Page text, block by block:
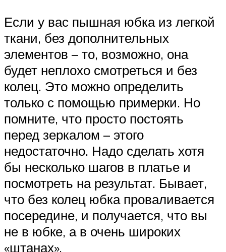
Если у вас пышная юбка из легкой
ткани, без дополнительных
элементов – то, возможно, она
будет неплохо смотреться и без
колец. Это можно определить
только с помощью примерки. Но
помните, что просто постоять
перед зеркалом – этого
недостаточно. Надо сделать хотя
бы несколько шагов в платье и
посмотреть на результат. Бывает,
что без колец юбка проваливается
посередине, и получается, что вы
не в юбке, а в очень широких
«штанах».